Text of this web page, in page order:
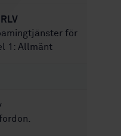
för
1: Allmänt